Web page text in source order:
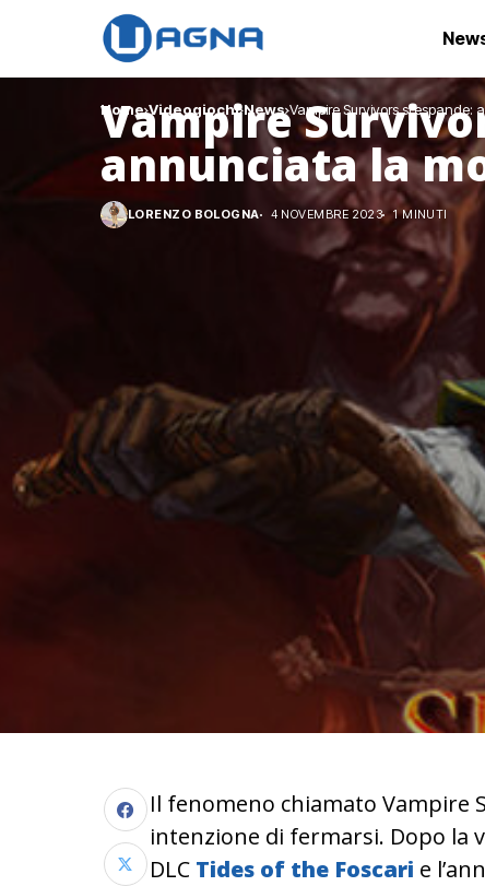
Home Videogiochi News Vampire Survivors si
Vampire
annunciata la
LORENZO BOLOGNA 4 NOVEMBRE 2023 1 MINUTI
Il fenomeno chiamato Vampire
intenzione di fermarsi. Dopo la
DLC Tides of the Foscari e